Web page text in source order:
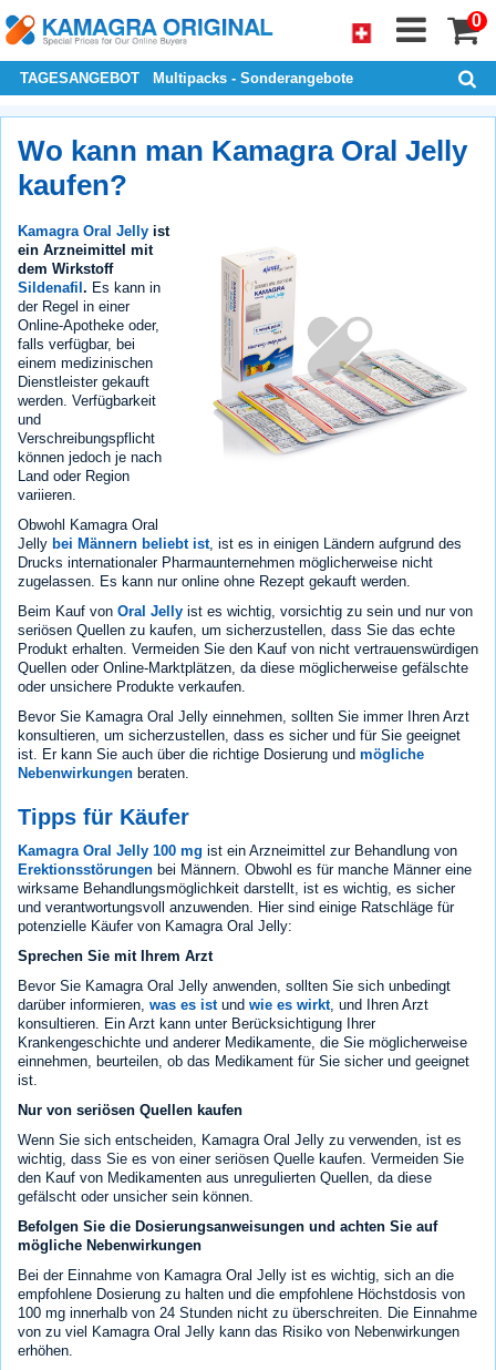
0
TAGESANGEBOT Multipacks - Sonderangebote
Wo kann man Kamagra Oral Jelly
kaufen?
Kamagra Oral Jelly ist
ein Arzneimittel mit
dem Wirkstoff
Sildenafil. Es kann in
der Regel in einer
Online-Apotheke oder,
falls verfügbar, bei
einem medizinischen
Dienstleister gekauft
werden. Verfügbarkeit
und
Verschreibungspflicht
können jedoch je nach
Land oder Region
variieren.
Obwohl Kamagra Oral
Jelly bei Männern beliebt ist, ist es in einigen Ländern aufgrund des
Drucks internationaler Pharmaunternehmen möglicherweise nicht
zugelassen. Es kann nur online ohne Rezept gekauft werden.
Beim Kauf von Oral Jelly ist es wichtig, vorsichtig zu sein und nur von
seriösen Quellen zu kaufen, um sicherzustellen, dass Sie das echte
Produkt erhalten. Vermeiden Sie den Kauf von nicht vertrauenswürdigen
Quellen oder Online-Marktplätzen, da diese möglicherweise gefälschte
oder unsichere Produkte verkaufen.
Bevor Sie Kamagra Oral Jelly einnehmen, sollten Sie immer Ihren Arzt
konsultieren, um sicherzustellen, dass es sicher und für Sie geeignet
ist. Er kann Sie auch über die richtige Dosierung und mögliche
Nebenwirkungen beraten.
Tipps für Käufer
Kamagra Oral Jelly 100 mg ist ein Arzneimittel zur Behandlung von
Erektionsstörungen bei Männern. Obwohl es für manche Männer eine
wirksame Behandlungsmöglichkeit darstellt, ist es wichtig, es sicher
und verantwortungsvoll anzuwenden. Hier sind einige Ratschläge für
potenzielle Käufer von Kamagra Oral Jelly:
Sprechen Sie mit Ihrem Arzt
Bevor Sie Kamagra Oral Jelly anwenden, sollten Sie sich unbedingt
darüber informieren, was es istund wie es wirkt, und Ihren Arzt
konsultieren. Ein Arzt kann unter Berücksichtigung Ihrer
Krankengeschichte und anderer Medikamente, die Sie möglicherweise
einnehmen, beurteilen, ob das Medikament für Sie sicher und geeignet
ist.
Nur von seriösen Quellen kaufen
Wenn Sie sich entscheiden, Kamagra Oral Jelly zu verwenden, ist es
wichtig, dass Sie es von einer seriösen Quelle kaufen. Vermeiden Sie
den Kauf von Medikamenten aus unregulierten Quellen, da diese
gefälscht oder unsicher sein können.
Befolgen Sie die Dosierungsanweisungen und achten Sie auf
mögliche Nebenwirkungen
Bei der Einnahme von Kamagra Oral Jelly ist es wichtig, sich an die
empfohlene Dosierung zu halten und die empfohlene Höchstdosis von
100 mg innerhalb von 24 Stunden nicht zu überschreiten. Die Einnahme
von zu viel Kamagra Oral Jelly kann das Risiko von Nebenwirkungen
erhöhen.